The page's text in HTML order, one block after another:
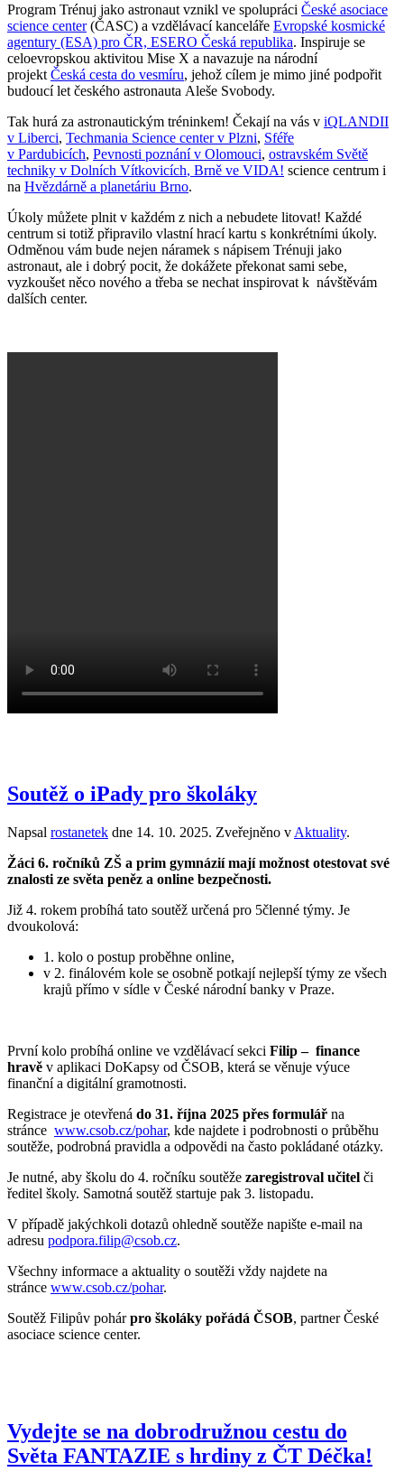
Program Trénuj jako astronaut vznikl ve spolupráci České asociace
science center(ČASC) a vzdělávací kanceláře Evropské kosmické
agentury (ESA) pro ČR, ESERO Česká republika. Inspiruje se
celoevropskou aktivitou Mise X a navazuje na národní
projekt Česká cesta do vesmíru, jehož cílem je mimo jiné podpořit
budoucí let českého astronauta Aleše Svobody.
Tak hurá za astronautickým tréninkem! Čekají na vás v iQLANDII
v Liberci, Techmania Science center v Plzni, Sféře
v Pardubicích, Pevnosti poznání v Olomouci, ostravském Světě
techniky v Dolních Vítkovicích, Brně ve VIDA! science centrum i
na Hvězdárně a planetáriu Brno.
Úkoly můžete plnit v každém z nich a nebudete litovat! Každé
centrum si totiž připravilo vlastní hrací kartu s konkrétními úkoly.
Odměnou vám bude nejen náramek s nápisem Trénuji jako
astronaut, ale i dobrý pocit, že dokážete překonat sami sebe,
vyzkoušet něco nového a třeba se nechat inspirovat k návštěvám
dalších center.
Soutěž o iPady pro školáky
Napsal rostanetek dne 14. 10. 2025. Zveřejněno v Aktuality.
Žáci 6. ročníků ZŠ a prim gymnázií mají možnost otestovat své
znalosti ze světa peněz a online bezpečnosti.
Již 4. rokem probíhá tato soutěž určená pro 5členné týmy. Je
dvoukolová:
1. kolo o postup proběhne online,
v 2. finálovém kole se osobně potkají nejlepší týmy ze všech
krajů přímo v sídle v České národní banky v Praze.
První kolo probíhá online ve vzdělávací sekci Filip – finance
hravě v aplikaci DoKapsy od ČSOB, která se věnuje výuce
finanční a digitální gramotnosti.
Registrace je otevřená do 31. října 2025 přes formulář na
stránce www.csob.cz/pohar, kde najdete i podrobnosti o průběhu
soutěže, podrobná pravidla a odpovědi na často pokládané otázky.
Je nutné, aby školu do 4. ročníku soutěže zaregistroval učitel či
ředitel školy. Samotná soutěž startuje pak 3. listopadu.
V případě jakýchkoli dotazů ohledně soutěže napište e-mail na
adresu podpora.filip@csob.cz.
Všechny informace a aktuality o soutěži vždy najdete na
stránce www.csob.cz/pohar.
Soutěž Filipův pohárpro školáky pořádá ČSOB, partner České
asociace science center.
Vydejte se na dobrodružnou cestu do
Světa FANTAZIE s hrdiny z ČT Déčka!